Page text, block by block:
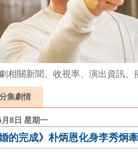
相關新聞、收視率、演出資訊、
集劇情
8日 星期一
婚的完成》朴炳恩化身李秀炯